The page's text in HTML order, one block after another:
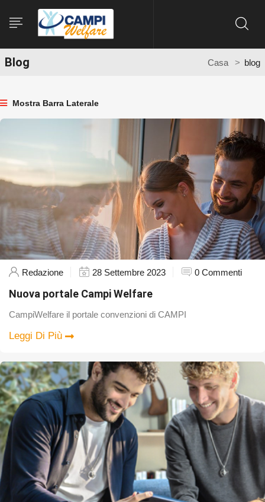
Blog Casa blog
Mostra Barra Laterale
Redazione 28 Settembre 2023 0 Commenti
Nuova portale Campi Welfare
CampiWelfare il portale convenzioni di CAMPI
Leggi Di Più